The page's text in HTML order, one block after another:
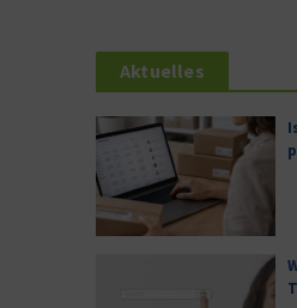
Aktuelles